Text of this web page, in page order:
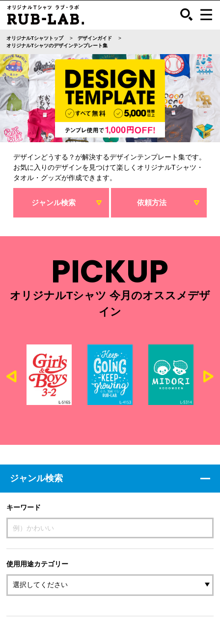
オリジナルTシャツトップ
デザインガイド
オリジナルTシャツのデザインテンプレート集
デザインどうする？が解決するデザインテンプレート集です。
お気に入りのデザインを見つけて楽しくオリジナルTシャツ・
タオル・グッズが作成できます。
ジャンル検索 依頼方法
PICKUP
オリジナルTシャツ 今月のオススメデザ
イン
ジャンル検索
キーワード
使用用途カテゴリー